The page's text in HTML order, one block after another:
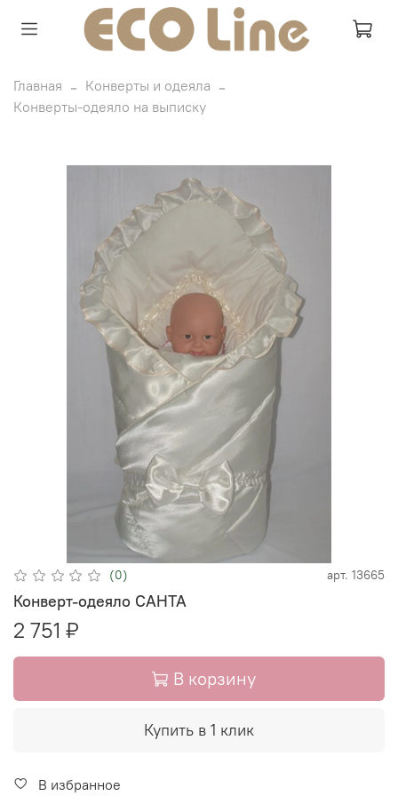
Главная
Конверты и одеяла
Конверты-одеяло на выписку
(0) арт. 13665
Конверт-одеяло САНТА
2 751 ₽
В корзину
Купить в 1 клик
В избранное